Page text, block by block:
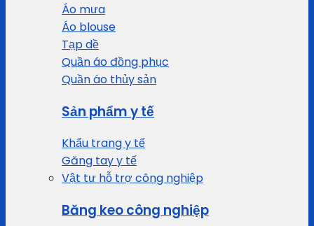
Áo mưa
Áo blouse
Tạp dề
Quần áo đồng phục
Quần áo thủy sản
Sản phẩm y tế
Khẩu trang y tế
Găng tay y tế
Vật tư hỗ trợ công nghiệp
Băng keo công nghiệp